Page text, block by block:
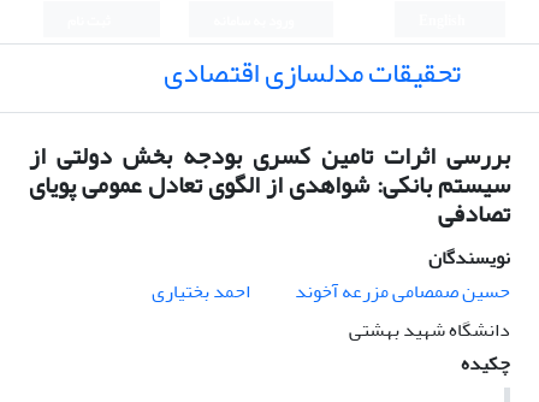
تحقیقات مدلسازی اقتصادی
بررسی اثرات تامین کسری بودجه بخش دولتی از
سیستم بانکی: شواهدی از الگوی تعادل عمومی پویای
تصادفی
نویسندگان
حسین صمصامی مزرعه آخوند
احمد بختیاری
دانشگاه شهید بهشتی
چکیده